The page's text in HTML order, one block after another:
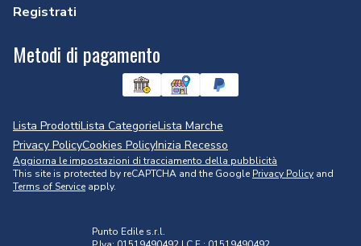
Registrati
Metodi di pagamento
Lista ProdottiLista CategorieLista Marche
Privacy PolicyCookies PolicyInizia Recesso
Aggiorna le impostazioni di tracciamento della pubblicità
This site is protected by reCAPTCHA and the Google Privacy Policy and
Terms of Service apply.
Punto Edile s.r.l.